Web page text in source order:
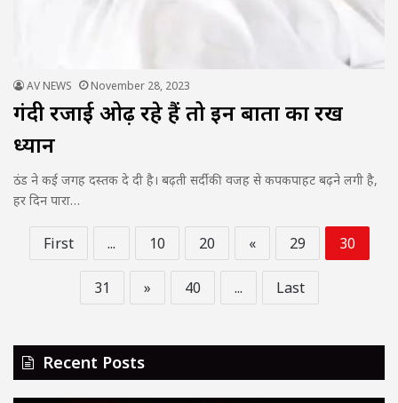
AV NEWS November 28, 2023
गंदी रजाई ओढ़ रहे हैं तो इन बातों का रखें
ध्यान
ठंड ने कई जगह दस्‍तक दे दी है। बढ़ती सर्दी की वजह से कपकपाहट बढ़ने लगी है,
हर दिन पारा…
First ... 10 20 « 29 30
31 » 40 ... Last
Recent Posts